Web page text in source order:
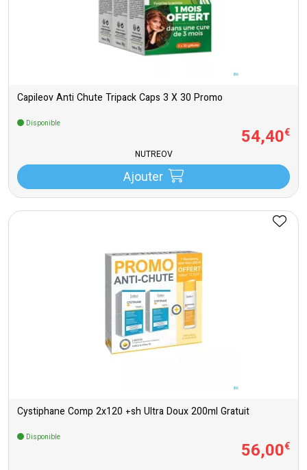
Capileov Anti Chute Tripack Caps 3 X 30 Promo
Disponible
54,40€
NUTREOV
Ajouter
Cystiphane Comp 2x120 +sh Ultra Doux 200ml Gratuit
Disponible
56,00€